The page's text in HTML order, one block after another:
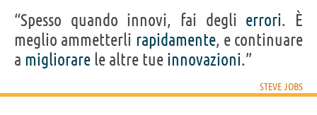
“Spesso quando innovi, fai degli errori. È
meglio ammetterli rapidamente, e continuare
a migliorare le altre tue innovazioni.”
STEVE JOBS